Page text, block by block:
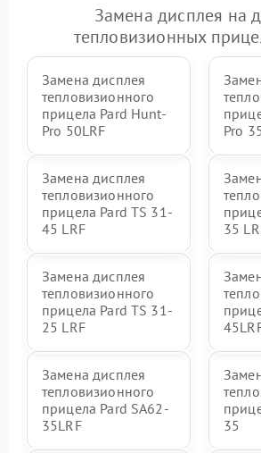
Замена дисплея на
тепловизионных
Замена дисплея
тепловизионного
прицела Pard Hunt-
Pro 50LRF
Pro
Замена дисплея
тепловизионного
прицела Pard TS 31-
45 LRF
35
Замена дисплея
тепловизионного
прицела Pard TS 31-
25 LRF
Замена дисплея
тепловизионного
прицела Pard SA62-
35LRF
35